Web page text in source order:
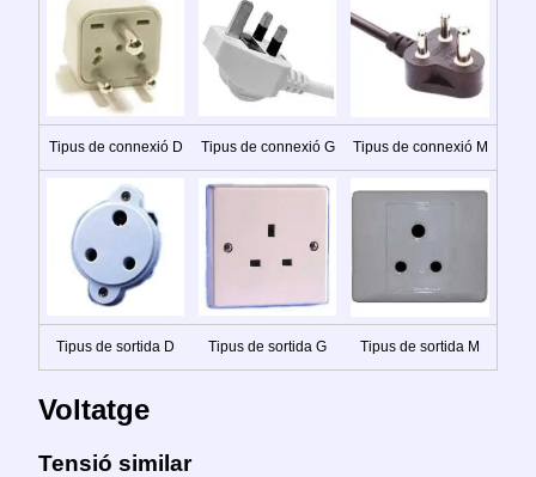
Tipus de connexió D Tipus de connexió G Tipus de connexió M
Tipus de sortida D Tipus de sortida G Tipus de sortida M
Voltatge
Tensió similar